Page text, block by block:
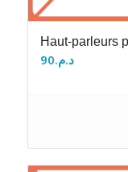
Haut-parleurs
د.م.90